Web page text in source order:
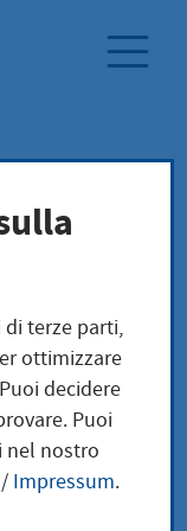
eines
terze parti,
ottimizzare
decidere
Puoi
nel nostro
Impressum.